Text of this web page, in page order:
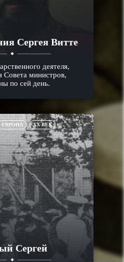
Сергея Витте
деятеля,
Совета министров,
по сей день.
ЕВРОПА XX ВЕК
Сергей